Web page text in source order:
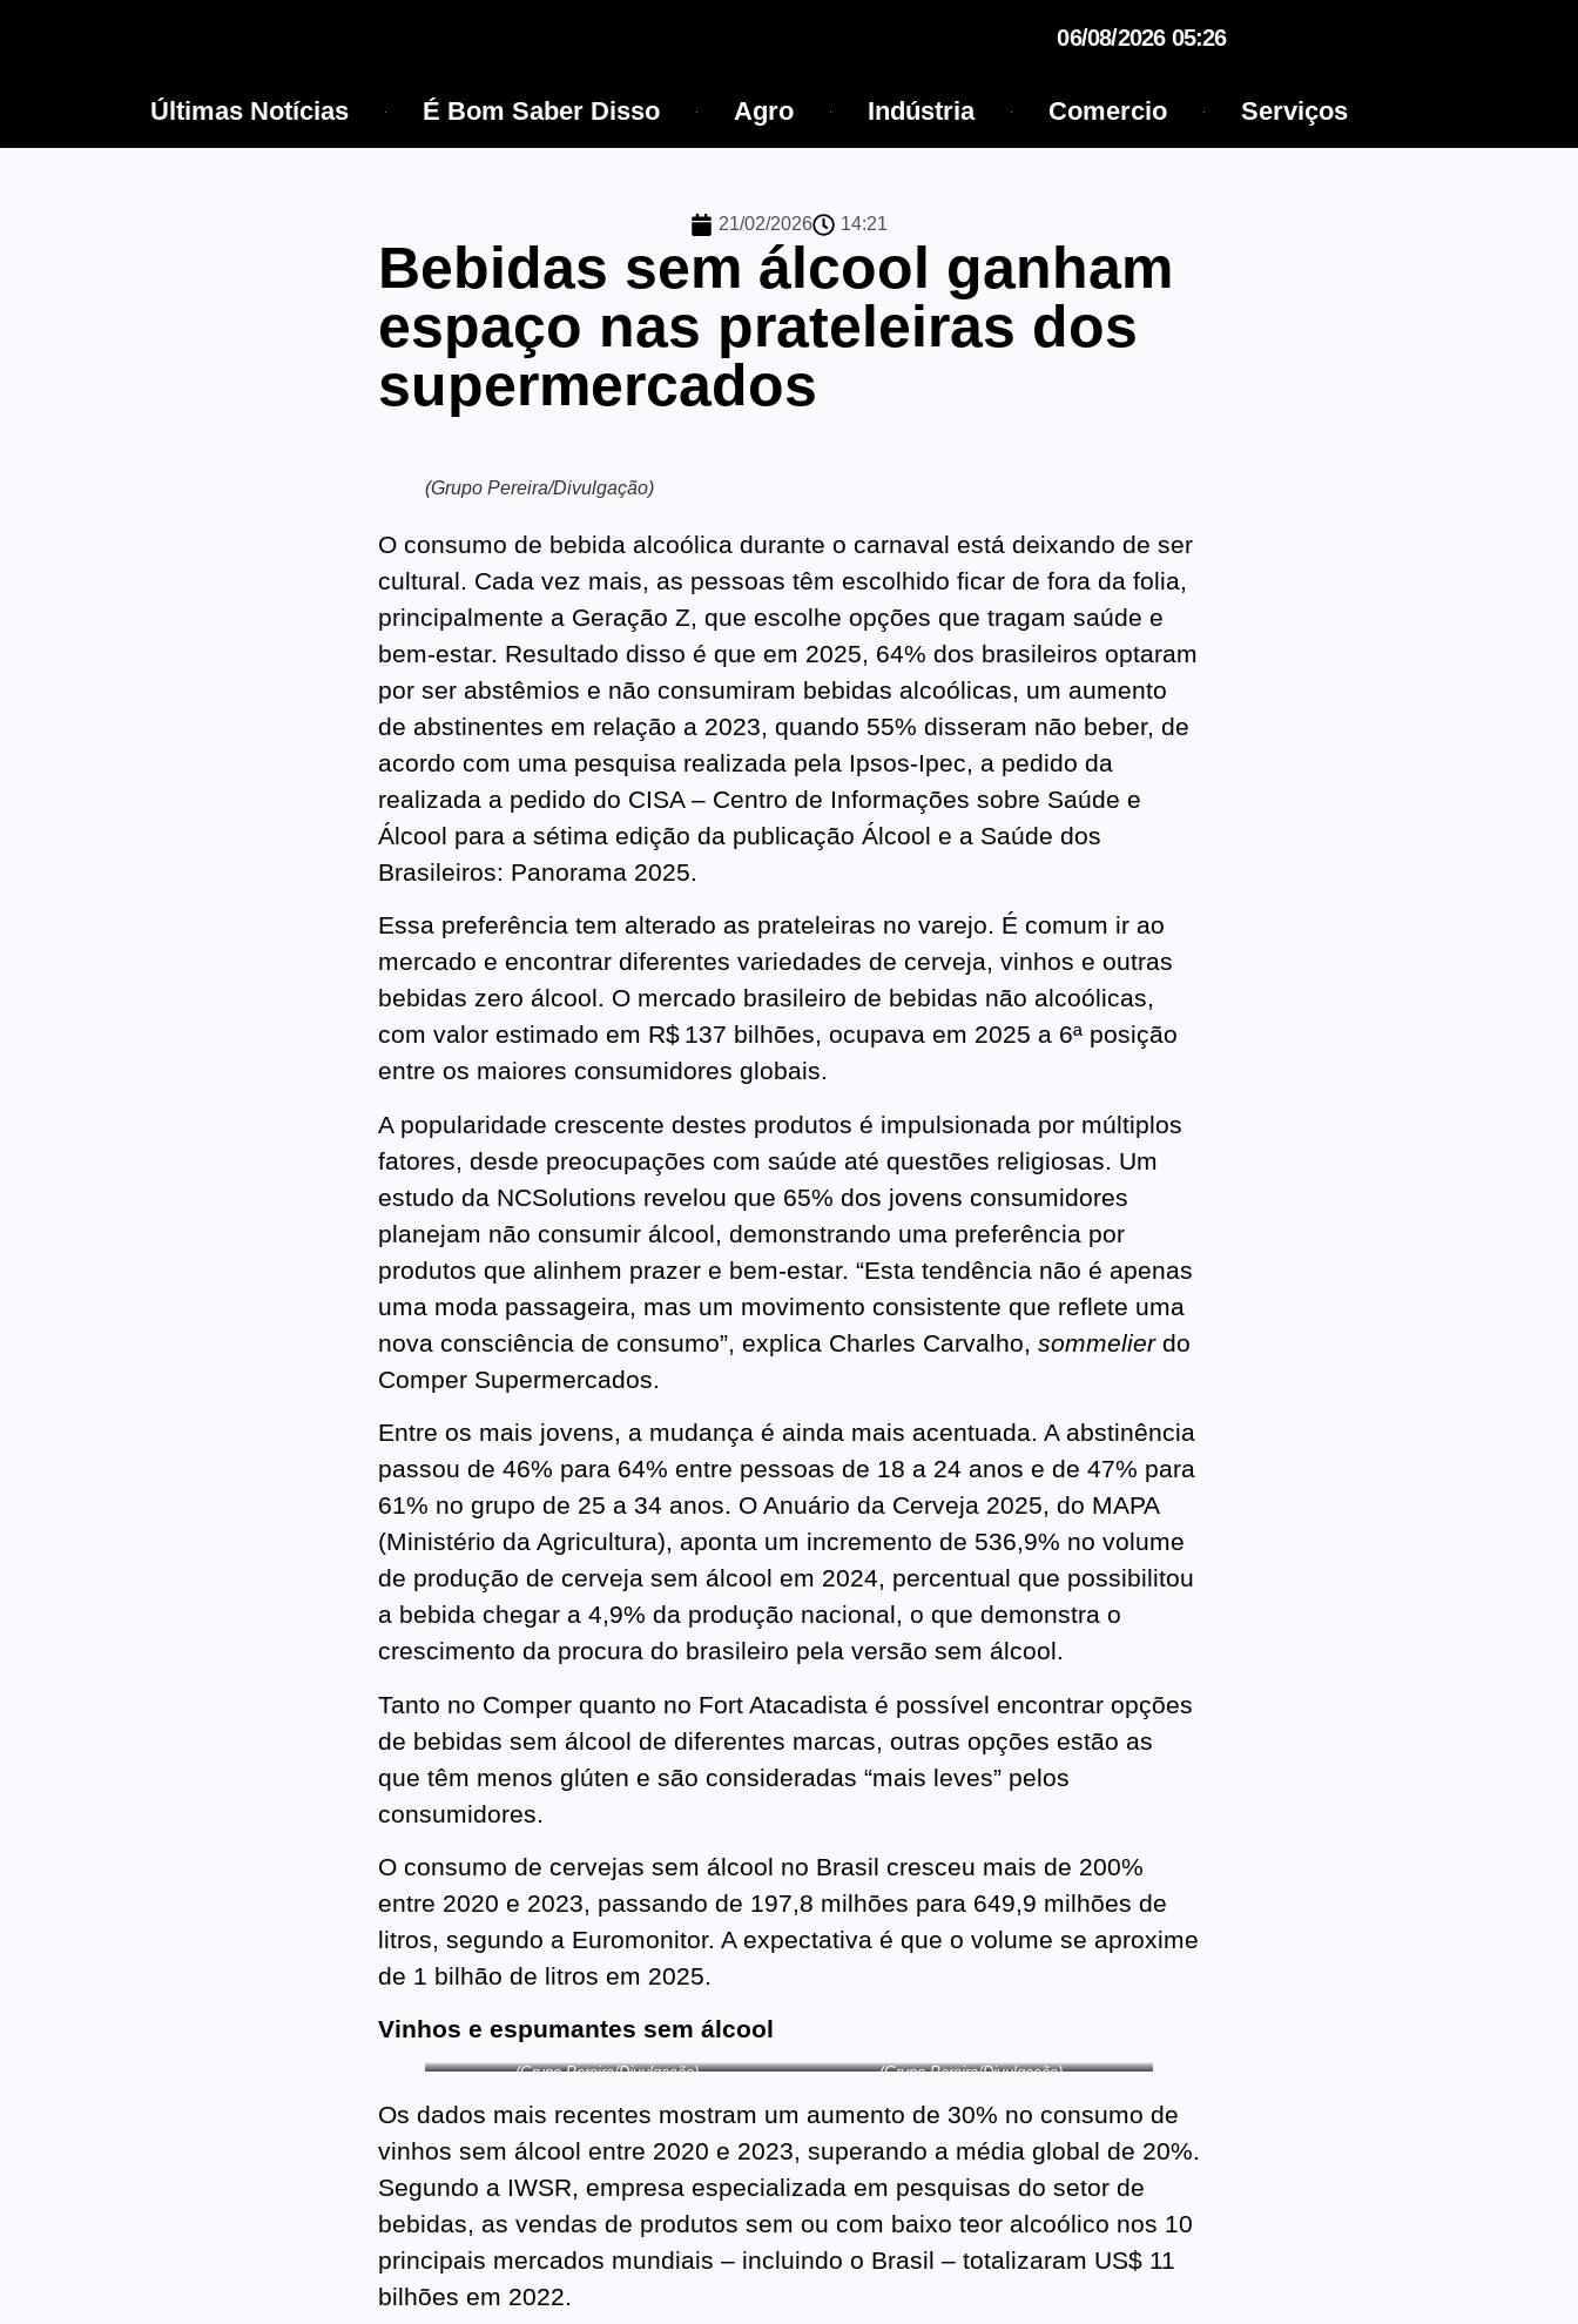
06/08/2026 05:26
Últimas Notícias É Bom Saber Disso Agro Indústria Comercio Serviços
21/02/2026 14:21
Bebidas sem álcool ganham
espaço nas prateleiras dos
supermercados
(Grupo Pereira/Divulgação)
O consumo de bebida alcoólica durante o carnaval está deixando de ser
cultural. Cada vez mais, as pessoas têm escolhido ficar de fora da folia,
principalmente a Geração Z, que escolhe opções que tragam saúde e
bem-estar. Resultado disso é que em 2025, 64% dos brasileiros optaram
por ser abstêmios e não consumiram bebidas alcoólicas, um aumento
de abstinentes em relação a 2023, quando 55% disseram não beber, de
acordo com uma pesquisa realizada pela Ipsos-Ipec, a pedido da
realizada a pedido do CISA – Centro de Informações sobre Saúde e
Álcool para a sétima edição da publicação Álcool e a Saúde dos
Brasileiros: Panorama 2025.
Essa preferência tem alterado as prateleiras no varejo. É comum ir ao
mercado e encontrar diferentes variedades de cerveja, vinhos e outras
bebidas zero álcool. O mercado brasileiro de bebidas não alcoólicas,
com valor estimado em R$ 137 bilhões, ocupava em 2025 a 6ª posição
entre os maiores consumidores globais.
A popularidade crescente destes produtos é impulsionada por múltiplos
fatores, desde preocupações com saúde até questões religiosas. Um
estudo da NCSolutions revelou que 65% dos jovens consumidores
planejam não consumir álcool, demonstrando uma preferência por
produtos que alinhem prazer e bem-estar. “Esta tendência não é apenas
uma moda passageira, mas um movimento consistente que reflete uma
nova consciência de consumo”, explica Charles Carvalho, sommelierdo
Comper Supermercados.
Entre os mais jovens, a mudança é ainda mais acentuada. A abstinência
passou de 46% para 64% entre pessoas de 18 a 24 anos e de 47% para
61% no grupo de 25 a 34 anos. O Anuário da Cerveja 2025, do MAPA
(Ministério da Agricultura), aponta um incremento de 536,9% no volume
de produção de cerveja sem álcool em 2024, percentual que possibilitou
a bebida chegar a 4,9% da produção nacional, o que demonstra o
crescimento da procura do brasileiro pela versão sem álcool.
Tanto no Comper quanto no Fort Atacadista é possível encontrar opções
de bebidas sem álcool de diferentes marcas, outras opções estão as
que têm menos glúten e são consideradas “mais leves” pelos
consumidores.
O consumo de cervejas sem álcool no Brasil cresceu mais de 200%
entre 2020 e 2023, passando de 197,8 milhões para 649,9 milhões de
litros, segundo a Euromonitor. A expectativa é que o volume se aproxime
de 1 bilhão de litros em 2025.
Vinhos e espumantes sem álcool
(Grupo Pereira/Divulgação) (Grupo Pereira/Divulgação)
Os dados mais recentes mostram um aumento de 30% no consumo de
vinhos sem álcool entre 2020 e 2023, superando a média global de 20%.
Segundo a IWSR, empresa especializada em pesquisas do setor de
bebidas, as vendas de produtos sem ou com baixo teor alcoólico nos 10
principais mercados mundiais – incluindo o Brasil – totalizaram US$ 11
bilhões em 2022.